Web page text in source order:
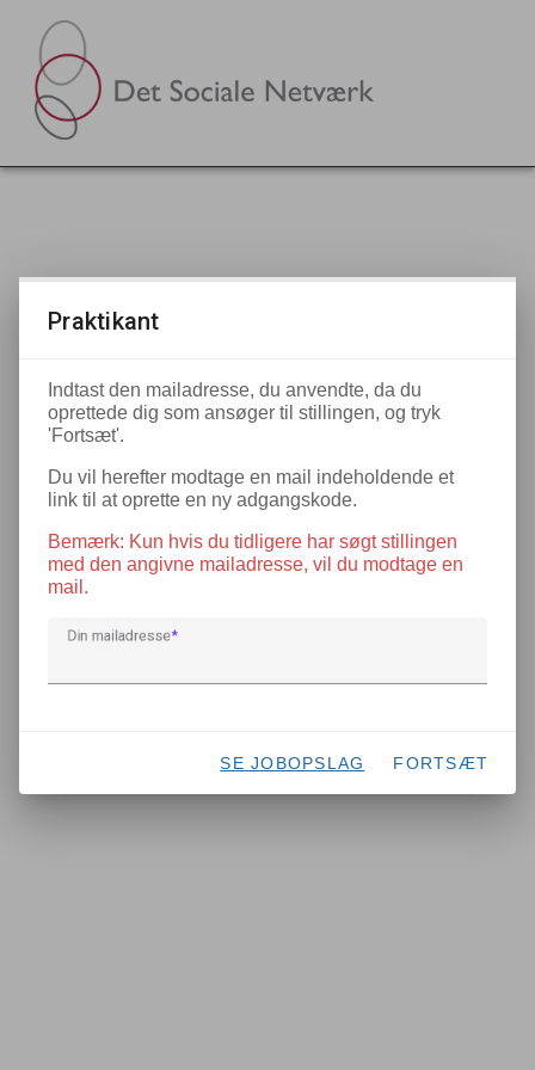
Praktikant
Indtast den mailadresse, du anvendte, da du
oprettede dig som ansøger til stillingen, og tryk
'Fortsæt'.
Du vil herefter modtage en mail indeholdende et
link til at oprette en ny adgangskode.
Bemærk: Kun hvis du tidligere har søgt stillingen
med den angivne mailadresse, vil du modtage en
mail.
Din mailadresse
SE JOBOPSLAG FORTSÆT